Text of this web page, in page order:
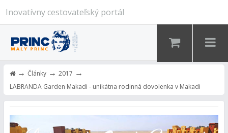
Inovatívny cestovateľský portál
→ Články→ 2017 →
LABRANDA Garden Makadi - unikátna rodinná dovolenka v Makadi